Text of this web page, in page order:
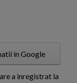
in Google
a inregistrat la